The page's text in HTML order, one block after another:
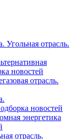
Угольная отрасль.
новостей
отрасль.
новостей
энергетика
отрасль.